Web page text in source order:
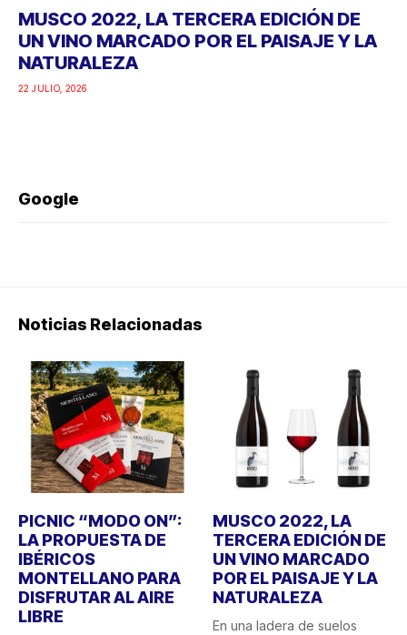
MUSCO 2022, LA TERCERA EDICIÓN DE
UN VINO MARCADO POR EL PAISAJE Y LA
NATURALEZA
22 JULIO, 2026
Google
Noticias Relacionadas
PICNIC “MODO ON”:
LA PROPUESTA DE
IBÉRICOS
MONTELLANO PARA
DISFRUTAR AL AIRE
LIBRE
MUSCO 2022, LA
TERCERA EDICIÓN DE
UN VINO MARCADO
POR EL PAISAJE Y LA
NATURALEZA
En una ladera de suelos